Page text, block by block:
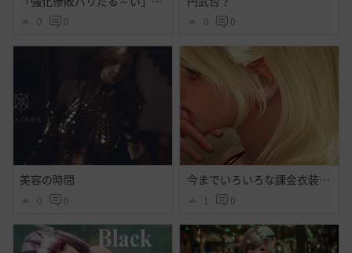
0 0 0 0
美容の時間
0 0
今までいろいろな課金衣装出てそれなりに好きだったけど今回程心奪われた衣装はなかったよ・・大好きだよシトラス・・ハイセンス過ぎるよ黒砂漠☝️ぃえーぃ！
1 0